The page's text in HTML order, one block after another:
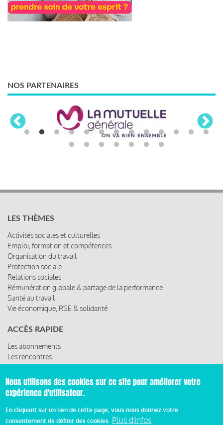
NOS PARTENAIRES
LES THÈMES
Activités sociales et culturelles
Emploi, formation et compétences
Organisation du travail
Protection sociale
Relations sociales
Rémunération globale & partage de la performance
Santé au travail
Vie économique, RSE & solidarité
ACCÈS RAPIDE
Les abonnements
Les rencontres
Les ressources
© 2019 Miroir Social - Réalisé parCafffeine
Nous utilisons des cookies sur ce site pour améliorer votre
expérience d'utilisateur.
En cliquant sur un lien de cette page, vous nous donnez votre
consentement de définir des cookies. Plus d'infos